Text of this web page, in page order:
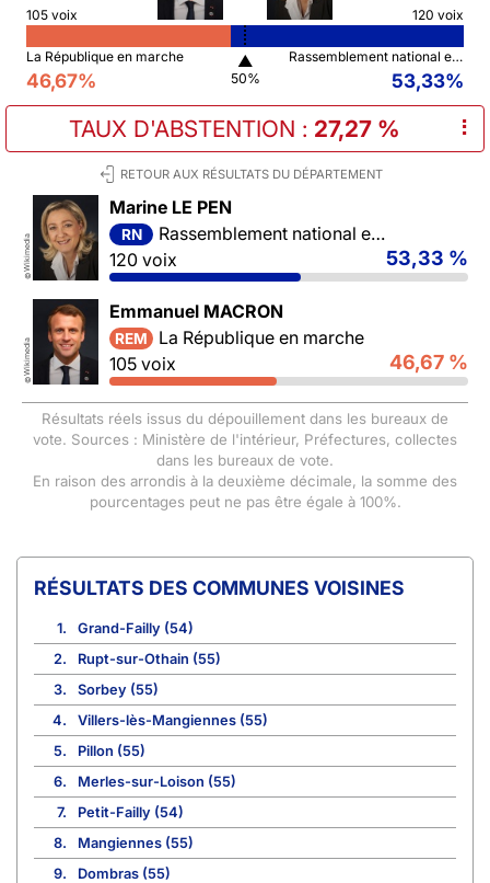
105 voix 120 voix
La République en marche
46,67%
▲
50%
Rassemblement national et ses alliés
53,33%
TAUX D'ABSTENTION : 27,27 % ⠇
RETOUR AUX RÉSULTATS DU DÉPARTEMENT
©
Wikimedia
Marine LE PEN
RN
Rassemblement national et ses alliés
120 voix
53,33 %
©
Wikimedia
Emmanuel MACRON
REM
La République en marche
105 voix
46,67 %
Résultats réels issus du dépouillement dans les bureaux de
vote. Sources : Ministère de l'intérieur, Préfectures, collectes
dans les bureaux de vote.
En raison des arrondis à la deuxième décimale, la somme des
pourcentages peut ne pas être égale à 100%.
COMMUNES VOISINES
1.
Grand-Failly (54)
2.
Rupt-sur-Othain (55)
3.
Sorbey (55)
4.
Villers-lès-Mangiennes (55)
5.
Pillon (55)
6.
Merles-sur-Loison (55)
7.
Petit-Failly (54)
8.
Mangiennes (55)
9.
Dombras (55)